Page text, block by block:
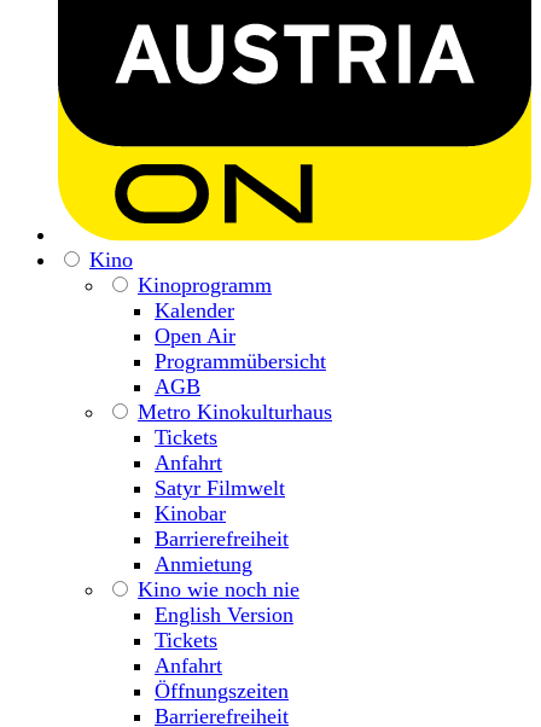
Kino
Kinoprogramm
Kalender
Open Air
Programmübersicht
AGB
Metro Kinokulturhaus
Tickets
Anfahrt
Satyr Filmwelt
Kinobar
Barrierefreiheit
Anmietung
Kino wie noch nie
English Version
Tickets
Anfahrt
Öffnungszeiten
Barrierefreiheit